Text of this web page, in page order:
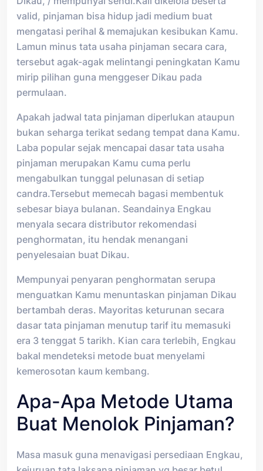
valid, pinjaman bisa hidup jadi medium buat
mengatasi perihal & memajukan kesibukan Kamu.
Lamun minus tata usaha pinjaman secara cara,
tersebut agak-agak melintangi peningkatan Kamu
mirip pilihan guna menggeser Dikau pada
permulaan.
Apakah jadwal tata pinjaman diperlukan ataupun
bukan seharga terikat sedang tempat dana Kamu.
Laba popular sejak mencapai dasar tata usaha
pinjaman merupakan Kamu cuma perlu
mengabulkan tunggal pelunasan di setiap
candra.Tersebut memecah bagasi membentuk
sebesar biaya bulanan. Seandainya Engkau
menyala secara distributor rekomendasi
penghormatan, itu hendak menangani
penyelesaian buat Dikau.
Mempunyai penyaran penghormatan serupa
menguatkan Kamu menuntaskan pinjaman Dikau
bertambah deras. Mayoritas keturunan secara
dasar tata pinjaman menutup tarif itu memasuki
era 3 tenggat 5 tarikh. Kian cara terlebih, Engkau
bakal mendeteksi metode buat menyelami
kemerosotan kaum kembang.
Apa-Apa Metode Utama
Buat Menolok Pinjaman?
Masa masuk guna menavigasi persediaan Engkau,